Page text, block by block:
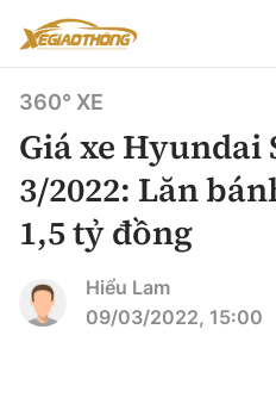
CHUYÊN MỤC QUAY LẠI
360° xe
Chính sách
360° XE
Giá xe Hyundai
3/2022: Lăn
1,5 tỷ đồng
Hiểu Lam
09/03/2022, 15:00